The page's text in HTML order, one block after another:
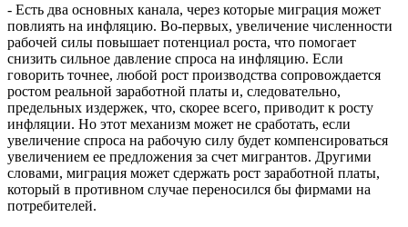
- Есть два основных канала, через которые миграция может
повлиять на инфляцию. Во-первых, увеличение численности
рабочей силы повышает потенциал роста, что помогает
снизить сильное давление спроса на инфляцию. Если
говорить точнее, любой рост производства сопровождается
ростом реальной заработной платы и, следовательно,
предельных издержек, что, скорее всего, приводит к росту
инфляции. Но этот механизм может не сработать, если
увеличение спроса на рабочую силу будет компенсироваться
увеличением ее предложения за счет мигрантов. Другими
словами, миграция может сдержать рост заработной платы,
который в противном случае переносился бы фирмами на
потребителей.